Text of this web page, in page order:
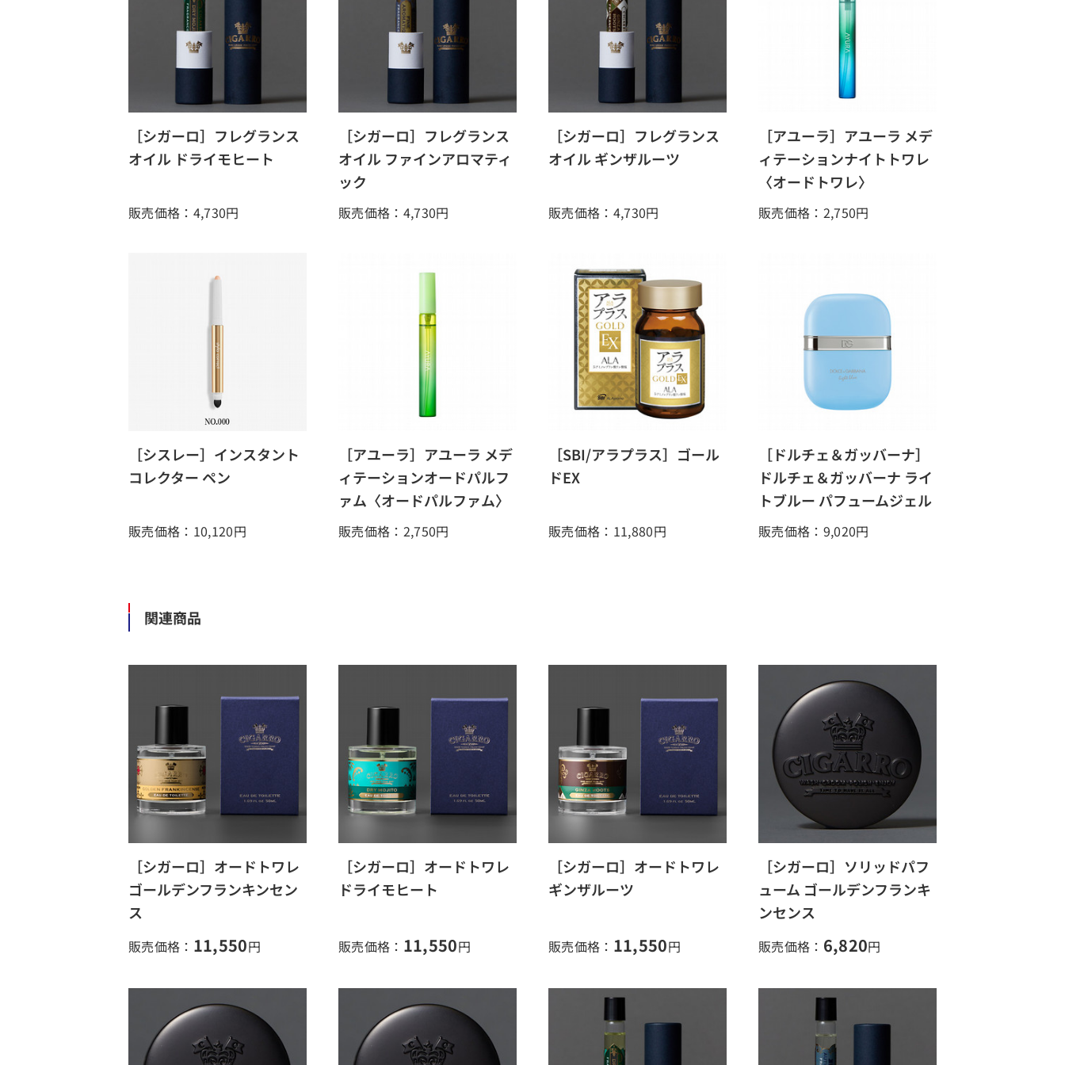
［シガーロ］フレグランス
オイル ドライモヒート
販売価格：4,730円
［シガーロ］フレグランス
オイル ファインアロマティ
ック
販売価格：4,730円
［シガーロ］フレグランス
オイル ギンザルーツ
販売価格：4,730円
［アユーラ］アユーラ メデ
ィテーションナイトトワレ
〈オードトワレ〉
販売価格：2,750円
［シスレー］インスタント
コレクター ペン
販売価格：10,120円
［アユーラ］アユーラ メデ
ィテーションオードパルフ
ァム〈オードパルファム〉
販売価格：2,750円
［SBI/アラプラス］ゴール
ドEX
販売価格：11,880円
［ドルチェ＆ガッバーナ］
ドルチェ＆ガッバーナ ライ
トブルー パフュームジェル
販売価格：9,020円
関連商品
［シガーロ］オードトワレ
ゴールデンフランキンセン
ス
販売価格： 11,550円
［シガーロ］オードトワレ
ドライモヒート
販売価格： 11,550円
［シガーロ］オードトワレ
ギンザルーツ
販売価格： 11,550円
［シガーロ］ソリッドパフ
ューム ゴールデンフランキ
ンセンス
販売価格： 6,820円